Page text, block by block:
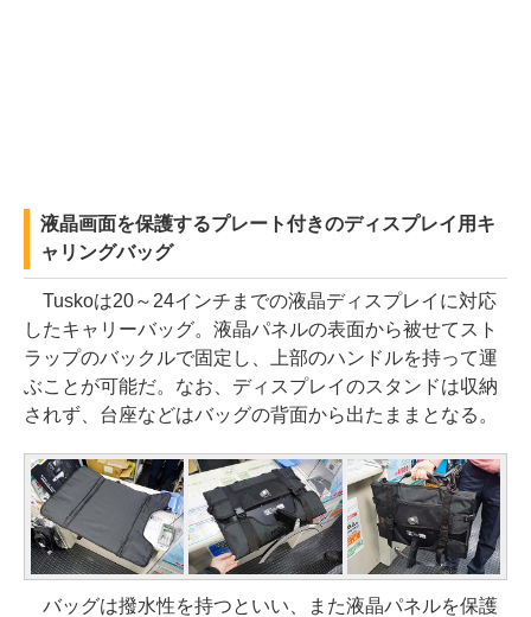
液晶画面を保護するプレート付きのディスプレイ用キ
ャリングバッグ
Tuskoは20～24インチまでの液晶ディスプレイに対応
したキャリーバッグ。液晶パネルの表面から被せてスト
ラップのバックルで固定し、上部のハンドルを持って運
ぶことが可能だ。なお、ディスプレイのスタンドは収納
されず、台座などはバッグの背面から出たままとなる。
バッグは撥水性を持つといい、また液晶パネルを保護